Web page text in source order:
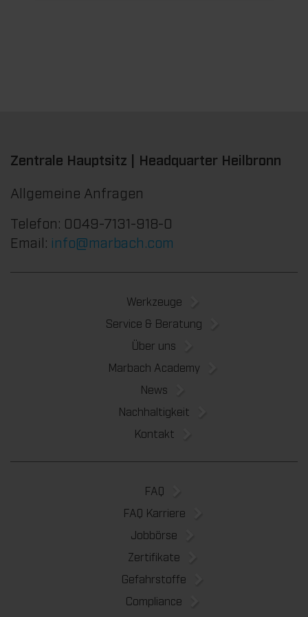
Zentrale Hauptsitz | Headquarter Heilbronn
Allgemeine Anfragen
Telefon: 0049-7131-918-0
Email: info@marbach.com
Werkzeuge
Service & Beratung
Über uns
Marbach Academy
News
Nachhaltigkeit
Kontakt
FAQ
FAQ Karriere
Jobbörse
Zertifikate
Gefahrstoffe
Compliance